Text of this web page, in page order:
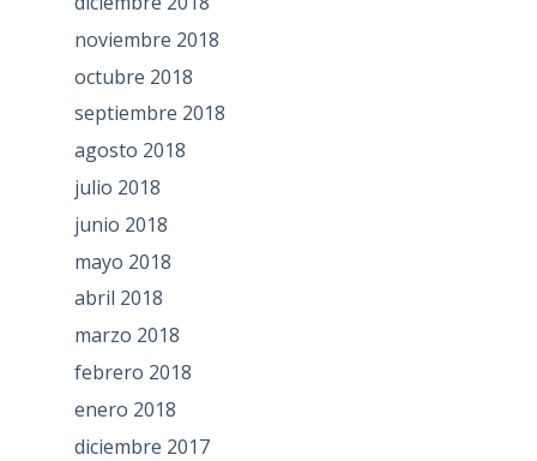
noviembre 2018
octubre 2018
septiembre 2018
agosto 2018
julio 2018
junio 2018
mayo 2018
abril 2018
marzo 2018
febrero 2018
enero 2018
diciembre 2017